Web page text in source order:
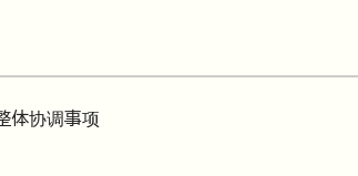
体协调事项